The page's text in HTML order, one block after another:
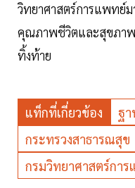
วิทยาศาสตร์การแพทย์
คุณภาพชีวิตและสุขภาพ
ทิ้งท้าย
แท็กที่เกี่ยวข้อง ฐา
กระทรวงสาธารณสุข
กรมวิทยาศาสตร์กา